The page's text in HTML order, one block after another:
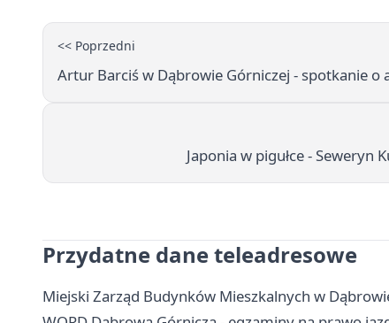
<< Poprzedni
Artur Barciś w Dąbrowie Górniczej - spotkanie o
Japonia w pigułce -
Przydatne dane teleadresowe
Miejski Zarząd Budynków Mieszkalnych w